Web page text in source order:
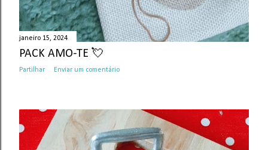
janeiro 15, 2024
PACK AMO-TE 💘
Partilhar Enviar um comentário